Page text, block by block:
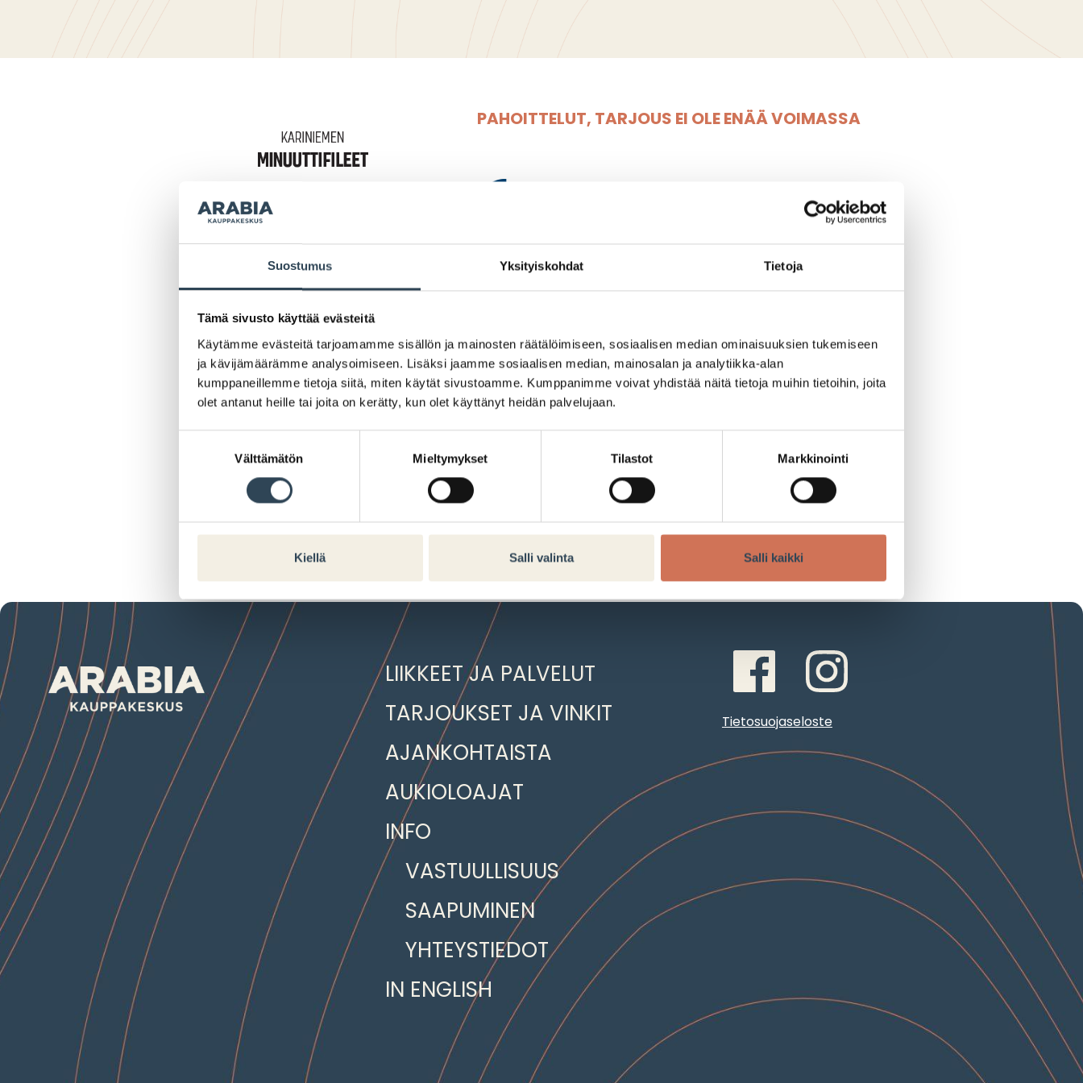
Suostumus Yksityiskohdat Tietoja
Tämä sivusto käyttää evästeitä
Käytämme evästeitä tarjoamamme sisällön ja mainosten räätälöimiseen, sosiaalisen median ominaisuuksien tukemiseen
ja kävijämäärämme analysoimiseen. Lisäksi jaamme sosiaalisen median, mainosalan ja analytiikka-alan
kumppaneillemme tietoja siitä, miten käytät sivustoamme. Kumppanimme voivat yhdistää näitä tietoja muihin tietoihin, joita
olet antanut heille tai joita on kerätty, kun olet käyttänyt heidän palvelujaan.
Välttämätön Mieltymykset Tilastot Markkinointi
Kiellä Salli valinta Salli kaikki
PAHOITTELUT, TARJOUS EI OLE ENÄÄ VOIMASSA
KARINIEMEN MINUUTTIFILEET
Kariniemen isot kanarasiat edullisesti!
7,99€
Tarjouksen voimassaoloaika:
LIIKKEET JA PALVELUT
TARJOUKSET JA VINKIT
AJANKOHTAISTA
AUKIOLOAJAT
INFO
VASTUULLISUUS
SAAPUMINEN
YHTEYSTIEDOT
IN ENGLISH
Tietosuojaseloste